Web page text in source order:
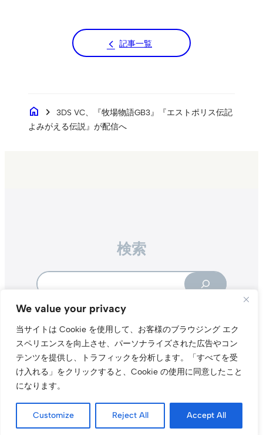
We value your privacy
当サイトは Cookie を使用して、お客様のブラウジング エク
スペリエンスを向上させ、パーソナライズされた広告やコン
テンツを提供し、トラフィックを分析します。
「すべてを受
け入れる」をクリックすると、Cookie の使用に同意したこと
になります。
Customize Reject All Accept All
記事一覧
home chevron_right
3DS VC、『牧場物語GB3』『エストポリス伝記
よみがえる伝説』が配信へ
検索
X（旧